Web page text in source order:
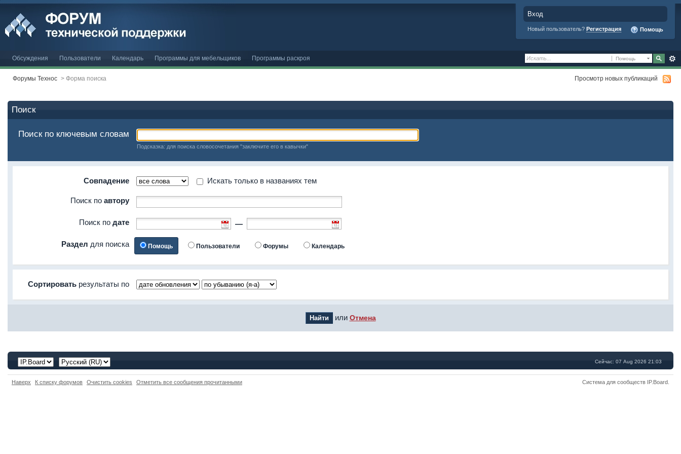
Вход
Новый пользователь? Регистрация Помощь
Помощь
Обсуждения Пользователи Календарь Программы для мебельщиков Программы раскроя
Форумы Технос > Форма поиска Просмотр новых публикаций
Поиск
Поиск по ключевым словам
Подсказка: для поиска словосочетания "заключите его в кавычки"
Совпадение Искать только в названиях тем
Поиск по автору
Поиск по дате —
Раздел для поиска Помощь Пользователи Форумы Календарь
Сортировать результаты по
или Отмена
Сейчас: 07 Aug 2026 21:03
Наверх К списку форумов Очистить cookies Отметить все сообщения прочитанными Система для сообществ IP.Board